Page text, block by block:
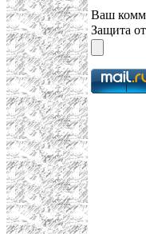
Ваш
Защита